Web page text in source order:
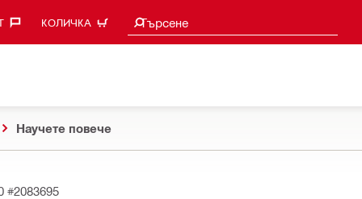
КОЛИЧКА Търсене
Търси предложения
Научете повече
#2083695